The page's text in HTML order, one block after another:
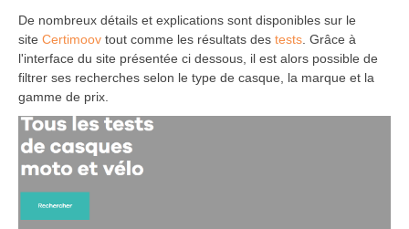
De nombreux détails et explications sont disponibles sur le
site Certimoov tout comme les résultats des tests . Grâce à
l'interface du site présentée ci dessous, il est alors possible de
filtrer ses recherches selon le type de casque, la marque et la
gamme de prix.